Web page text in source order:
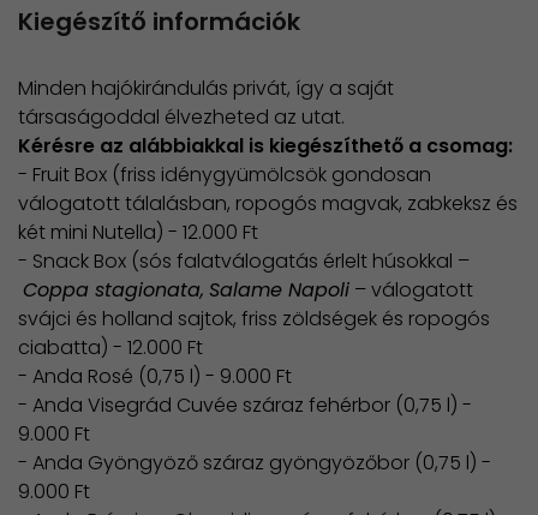
Kiegészítő információk
Minden hajókirándulás privát, így a saját
társaságoddal élvezheted az utat. ​
Kérésre az alábbiakkal is kiegészíthető a csomag:
- Fruit Box (friss idénygyümölcsök gondosan
válogatott tálalásban, ropogós magvak, zabkeksz és
két mini Nutella) - 12.000 Ft
- Snack Box (sós falatválogatás érlelt húsokkal –
Coppa stagionata, Salame Napoli – válogatott
svájci és holland sajtok, friss zöldségek és ropogós
ciabatta) - 12.000 Ft
- Anda Rosé (0,75 l) - 9.000 Ft
- Anda Visegrád Cuvée száraz fehérbor (0,75 l) -
9.000 Ft
- Anda Gyöngyöző száraz gyöngyözőbor (0,75 l) -
9.000 Ft